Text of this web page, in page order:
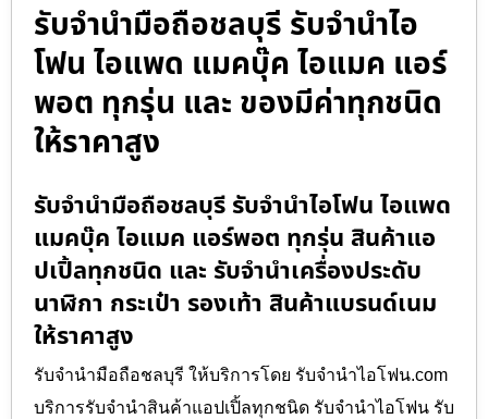
รับจำนำมือถือชลบุรี รับจำนำไอ
โฟน ไอแพด แมคบุ๊ค ไอแมค แอร์
พอต ทุกรุ่น และ ของมีค่าทุกชนิด
ให้ราคาสูง
รับจำนำมือถือชลบุรี รับจำนำไอโฟน ไอแพด
แมคบุ๊ค ไอแมค แอร์พอต ทุกรุ่น สินค้าแอ
ปเปิ้ลทุกชนิด และ รับจำนำเครื่องประดับ
นาฬิกา กระเป๋า รองเท้า สินค้าแบรนด์เนม
ให้ราคาสูง
รับจำนำมือถือชลบุรี ให้บริการโดย รับจํานําไอโฟน.com
บริการรับจำนำสินค้าแอปเปิ้ลทุกชนิด รับจำนำไอโฟน รับ